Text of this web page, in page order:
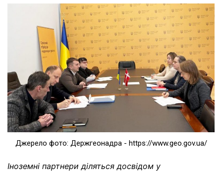
Джерело фото: Держгеонадра - https://www.geo.gov.ua/
Іноземні партнери діляться досвідом у